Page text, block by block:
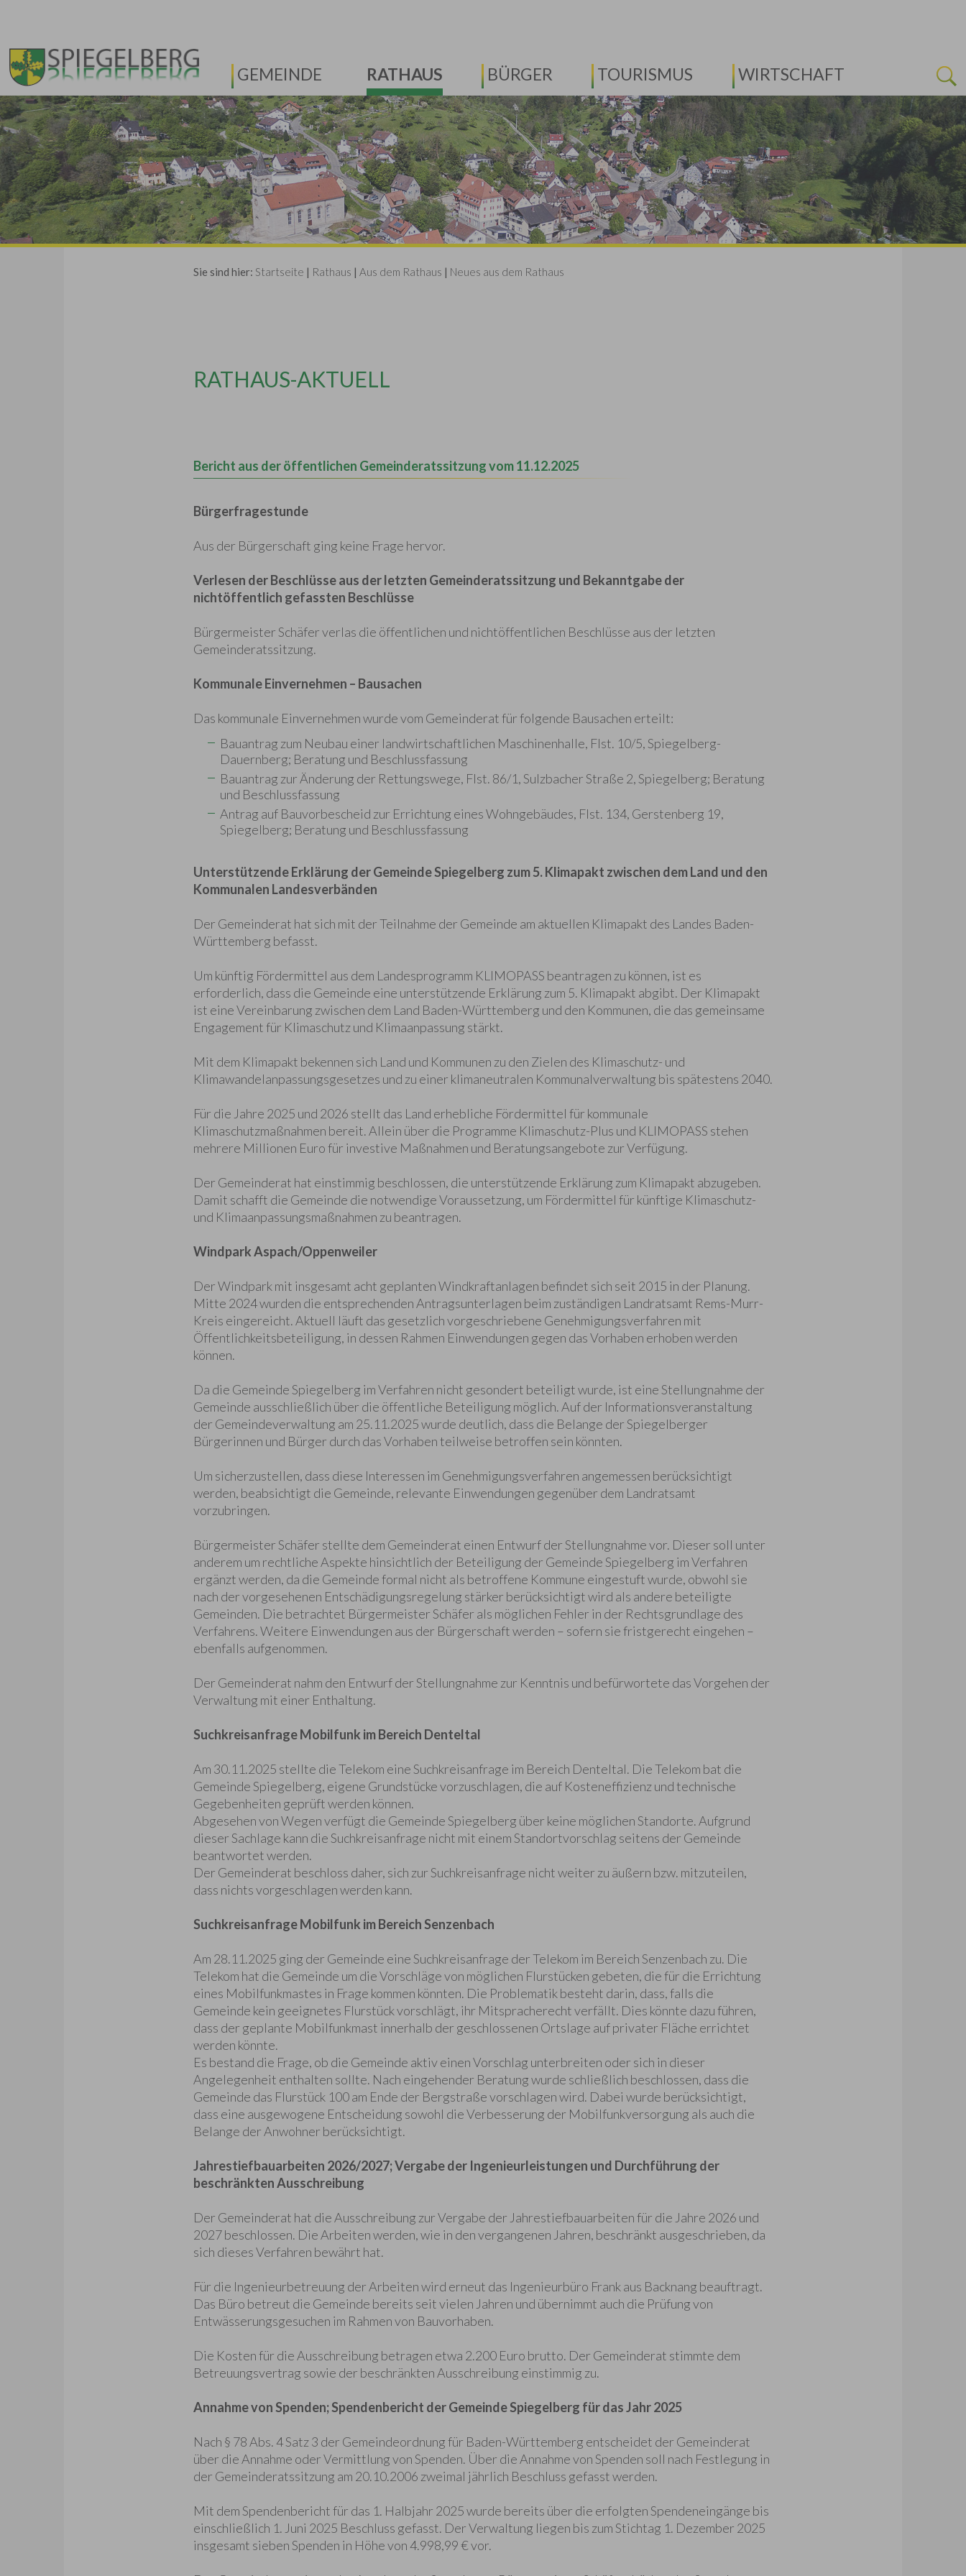
GEMEINDE RATHAUS BÜRGER TOURISMUS WIRTSCHAFT
Next
Sie sind hier: Startseite | Rathaus | Aus dem Rathaus | Neues aus dem Rathaus
RATHAUS-AKTUELL
Bericht aus der öffentlichen Gemeinderatssitzung vom 11.12.2025
Bürgerfragestunde
Aus der Bürgerschaft ging keine Frage hervor.
Verlesen der Beschlüsse aus der letzten Gemeinderatssitzung und Bekanntgabe der
nichtöffentlich gefassten Beschlüsse
Bürgermeister Schäfer verlas die öffentlichen und nichtöffentlichen Beschlüsse aus der letzten
Gemeinderatssitzung.
Kommunale Einvernehmen – Bausachen
Das kommunale Einvernehmen wurde vom Gemeinderat für folgende Bausachen erteilt:
Bauantrag zum Neubau einer landwirtschaftlichen Maschinenhalle, Flst. 10/5, Spiegelberg-
Dauernberg; Beratung und Beschlussfassung
Bauantrag zur Änderung der Rettungswege, Flst. 86/1, Sulzbacher Straße 2, Spiegelberg; Beratung
und Beschlussfassung
Antrag auf Bauvorbescheid zur Errichtung eines Wohngebäudes, Flst. 134, Gerstenberg 19,
Spiegelberg; Beratung und Beschlussfassung
Unterstützende Erklärung der Gemeinde Spiegelberg zum 5. Klimapakt zwischen dem Land und den
Kommunalen Landesverbänden
Der Gemeinderat hat sich mit der Teilnahme der Gemeinde am aktuellen Klimapakt des Landes Baden-
Württemberg befasst.
Um künftig Fördermittel aus dem Landesprogramm KLIMOPASS beantragen zu können, ist es
erforderlich, dass die Gemeinde eine unterstützende Erklärung zum 5. Klimapakt abgibt. Der Klimapakt
ist eine Vereinbarung zwischen dem Land Baden-Württemberg und den Kommunen, die das gemeinsame
Engagement für Klimaschutz und Klimaanpassung stärkt.
Mit dem Klimapakt bekennen sich Land und Kommunen zu den Zielen des Klimaschutz- und
Klimawandelanpassungsgesetzes und zu einer klimaneutralen Kommunalverwaltung bis spätestens 2040.
Für die Jahre 2025 und 2026 stellt das Land erhebliche Fördermittel für kommunale
Klimaschutzmaßnahmen bereit. Allein über die Programme Klimaschutz-Plus und KLIMOPASS stehen
mehrere Millionen Euro für investive Maßnahmen und Beratungsangebote zur Verfügung.
Der Gemeinderat hat einstimmig beschlossen, die unterstützende Erklärung zum Klimapakt abzugeben.
Damit schafft die Gemeinde die notwendige Voraussetzung, um Fördermittel für künftige Klimaschutz-
und Klimaanpassungsmaßnahmen zu beantragen.
Windpark Aspach/Oppenweiler
Der Windpark mit insgesamt acht geplanten Windkraftanlagen befindet sich seit 2015 in der Planung.
Mitte 2024 wurden die entsprechenden Antragsunterlagen beim zuständigen Landratsamt Rems-Murr-
Kreis eingereicht. Aktuell läuft das gesetzlich vorgeschriebene Genehmigungsverfahren mit
Öffentlichkeitsbeteiligung, in dessen Rahmen Einwendungen gegen das Vorhaben erhoben werden
können.
Da die Gemeinde Spiegelberg im Verfahren nicht gesondert beteiligt wurde, ist eine Stellungnahme der
Gemeinde ausschließlich über die öffentliche Beteiligung möglich. Auf der Informationsveranstaltung
der Gemeindeverwaltung am 25.11.2025 wurde deutlich, dass die Belange der Spiegelberger
Bürgerinnen und Bürger durch das Vorhaben teilweise betroffen sein könnten.
Um sicherzustellen, dass diese Interessen im Genehmigungsverfahren angemessen berücksichtigt
werden, beabsichtigt die Gemeinde, relevante Einwendungen gegenüber dem Landratsamt
vorzubringen.
Bürgermeister Schäfer stellte dem Gemeinderat einen Entwurf der Stellungnahme vor. Dieser soll unter
anderem um rechtliche Aspekte hinsichtlich der Beteiligung der Gemeinde Spiegelberg im Verfahren
ergänzt werden, da die Gemeinde formal nicht als betroffene Kommune eingestuft wurde, obwohl sie
nach der vorgesehenen Entschädigungsregelung stärker berücksichtigt wird als andere beteiligte
Gemeinden. Die betrachtet Bürgermeister Schäfer als möglichen Fehler in der Rechtsgrundlage des
Verfahrens. Weitere Einwendungen aus der Bürgerschaft werden – sofern sie fristgerecht eingehen –
ebenfalls aufgenommen.
Der Gemeinderat nahm den Entwurf der Stellungnahme zur Kenntnis und befürwortete das Vorgehen der
Verwaltung mit einer Enthaltung.
Suchkreisanfrage Mobilfunk im Bereich Denteltal
Am 30.11.2025 stellte die Telekom eine Suchkreisanfrage im Bereich Denteltal. Die Telekom bat die
Gemeinde Spiegelberg, eigene Grundstücke vorzuschlagen, die auf Kosteneffizienz und technische
Gegebenheiten geprüft werden können.
Abgesehen von Wegen verfügt die Gemeinde Spiegelberg über keine möglichen Standorte. Aufgrund
dieser Sachlage kann die Suchkreisanfrage nicht mit einem Standortvorschlag seitens der Gemeinde
beantwortet werden.
Der Gemeinderat beschloss daher, sich zur Suchkreisanfrage nicht weiter zu äußern bzw. mitzuteilen,
dass nichts vorgeschlagen werden kann.
Suchkreisanfrage Mobilfunk im Bereich Senzenbach
Am 28.11.2025 ging der Gemeinde eine Suchkreisanfrage der Telekom im Bereich Senzenbach zu. Die
Telekom hat die Gemeinde um die Vorschläge von möglichen Flurstücken gebeten, die für die Errichtung
eines Mobilfunkmastes in Frage kommen könnten. Die Problematik besteht darin, dass, falls die
Gemeinde kein geeignetes Flurstück vorschlägt, ihr Mitspracherecht verfällt. Dies könnte dazu führen,
dass der geplante Mobilfunkmast innerhalb der geschlossenen Ortslage auf privater Fläche errichtet
werden könnte.
Es bestand die Frage, ob die Gemeinde aktiv einen Vorschlag unterbreiten oder sich in dieser
Angelegenheit enthalten sollte. Nach eingehender Beratung wurde schließlich beschlossen, dass die
Gemeinde das Flurstück 100 am Ende der Bergstraße vorschlagen wird. Dabei wurde berücksichtigt,
dass eine ausgewogene Entscheidung sowohl die Verbesserung der Mobilfunkversorgung als auch die
Belange der Anwohner berücksichtigt.
Jahrestiefbauarbeiten 2026/2027; Vergabe der Ingenieurleistungen und Durchführung der
beschränkten Ausschreibung
Der Gemeinderat hat die Ausschreibung zur Vergabe der Jahrestiefbauarbeiten für die Jahre 2026 und
2027 beschlossen. Die Arbeiten werden, wie in den vergangenen Jahren, beschränkt ausgeschrieben, da
sich dieses Verfahren bewährt hat.
Für die Ingenieurbetreuung der Arbeiten wird erneut das Ingenieurbüro Frank aus Backnang beauftragt.
Das Büro betreut die Gemeinde bereits seit vielen Jahren und übernimmt auch die Prüfung von
Entwässerungsgesuchen im Rahmen von Bauvorhaben.
Die Kosten für die Ausschreibung betragen etwa 2.200 Euro brutto. Der Gemeinderat stimmte dem
Betreuungsvertrag sowie der beschränkten Ausschreibung einstimmig zu.
Annahme von Spenden; Spendenbericht der Gemeinde Spiegelberg für das Jahr 2025
Nach § 78 Abs. 4 Satz 3 der Gemeindeordnung für Baden-Württemberg entscheidet der Gemeinderat
über die Annahme oder Vermittlung von Spenden. Über die Annahme von Spenden soll nach Festlegung in
der Gemeinderatssitzung am 20.10.2006 zweimal jährlich Beschluss gefasst werden.
Mit dem Spendenbericht für das 1. Halbjahr 2025 wurde bereits über die erfolgten Spendeneingänge bis
einschließlich 1. Juni 2025 Beschluss gefasst. Der Verwaltung liegen bis zum Stichtag 1. Dezember 2025
insgesamt sieben Spenden in Höhe von 4.998,99 € vor.